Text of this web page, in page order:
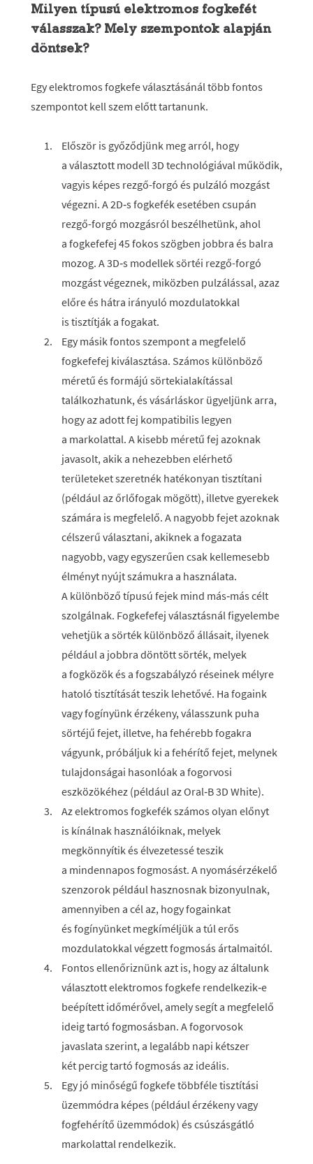
Milyen típusú elektromos fogkefét
válasszak? Mely szempontok alapján
döntsek?
Egy elektromos fogkefe választásánál több fontos
szempontot kell szem előtt tartanunk.
Először is győződjünk meg arról, hogy
a választott modell 3D technológiával működik,
vagyis képes rezgő-forgó és pulzáló mozgást
végezni. A 2D‑s fogkefék esetében csupán
rezgő-forgó mozgásról beszélhetünk, ahol
a fogkefefej 45 fokos szögben jobbra és balra
mozog. A 3D‑s modellek sörtéi rezgő-forgó
mozgást végeznek, miközben pulzálással, azaz
előre és hátra irányuló mozdulatokkal
is tisztítják a fogakat.
Egy másik fontos szempont a megfelelő
fogkefefej kiválasztása. Számos különböző
méretű és formájú sörtekialakítással
találkozhatunk, és vásárláskor ügyeljünk arra,
hogy az adott fej kompatibilis legyen
a markolattal. A kisebb méretű fej azoknak
javasolt, akik a nehezebben elérhető
területeket szeretnék hatékonyan tisztítani
(például az őrlőfogak mögött), illetve gyerekek
számára is megfelelő. A nagyobb fejet azoknak
célszerű választani, akiknek a fogazata
nagyobb, vagy egyszerűen csak kellemesebb
élményt nyújt számukra a használata.
A különböző típusú fejek mind más‑más célt
szolgálnak. Fogkefefej választásnál figyelembe
vehetjük a sörték különböző állásait, ilyenek
például a jobbra döntött sörték, melyek
a fogközök és a fogszabályzó réseinek mélyre
hatoló tisztítását teszik lehetővé. Ha fogaink
vagy fogínyünk érzékeny, válasszunk puha
sörtéjű fejet, illetve, ha fehérebb fogakra
vágyunk, próbáljuk ki a fehérítő fejet, melynek
tulajdonságai hasonlóak a fogorvosi
eszközökéhez (például az Oral‑B 3D White).
Az elektromos fogkefék számos olyan előnyt
is kínálnak használóiknak, melyek
megkönnyítik és élvezetessé teszik
a mindennapos fogmosást. A nyomásérzékelő
szenzorok például hasznosnak bizonyulnak,
amennyiben a cél az, hogy fogainkat
és fogínyünket megkíméljük a túl erős
mozdulatokkal végzett fogmosás ártalmaitól.
Fontos ellenőriznünk azt is, hogy az általunk
választott elektromos fogkefe rendelkezik‑e
beépített időmérővel, amely segít a megfelelő
ideig tartó fogmosásban. A fogorvosok
javaslata szerint, a legalább napi kétszer
két percig tartó fogmosás az ideális.
Egy jó minőségű fogkefe többféle tisztítási
üzemmódra képes (például érzékeny vagy
fogfehérítő üzemmódok) és csúszásgátló
markolattal rendelkezik.